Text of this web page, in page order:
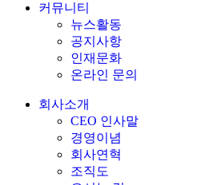
커뮤니티
뉴스활동
공지사항
인재문화
온라인 문의
회사소개
CEO 인사말
경영이념
회사연혁
조직도